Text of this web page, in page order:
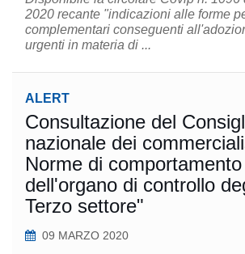
2020 recante "indicazioni alle forme
complementari conseguenti
urgenti in materia di ...
ALERT
Consultazione del
nazionale dei
Norme di comportamento
dell'organo di controllo
Terzo settore"
09 MARZO 2020